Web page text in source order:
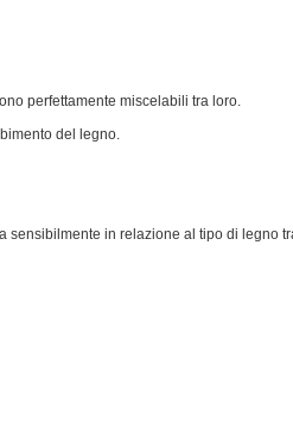
perfettamente miscelabili tra loro.
del legno.
sensibilmente in relazione al tipo di legno